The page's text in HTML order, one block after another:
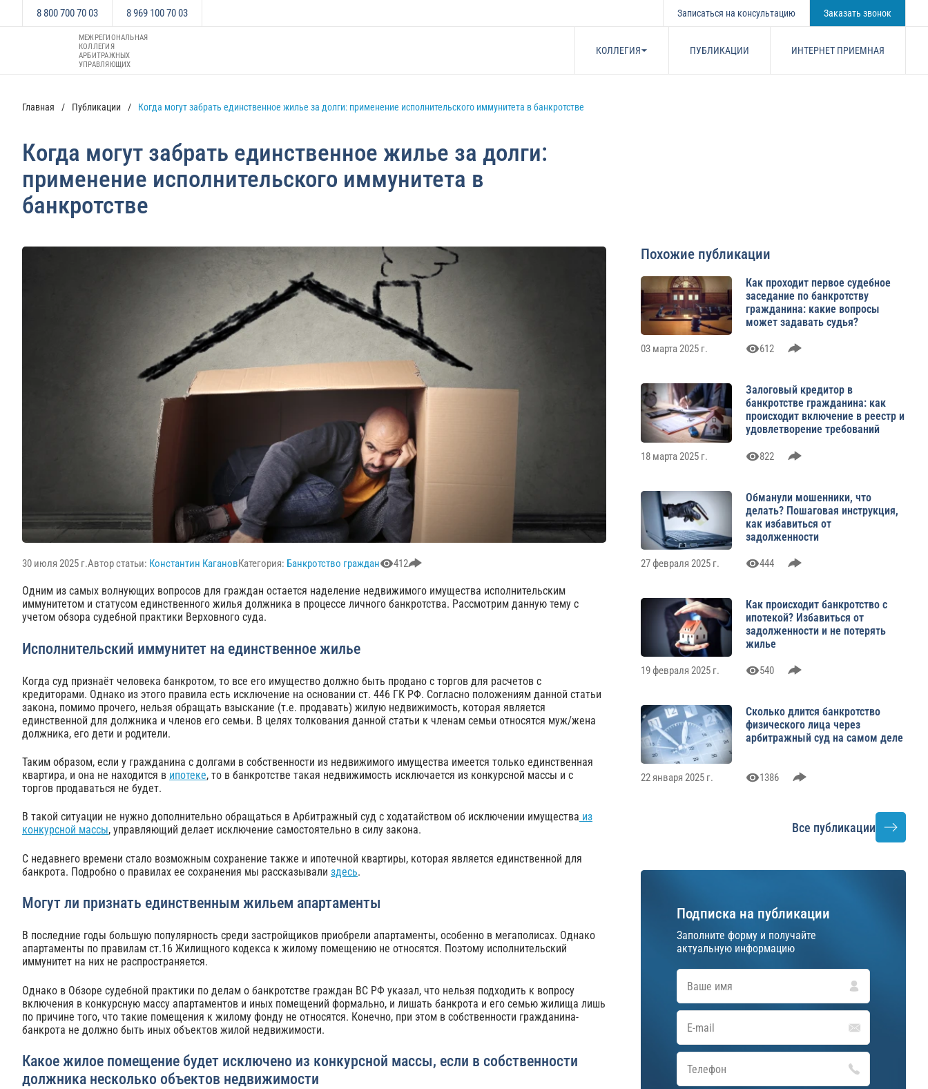
8 800 700 70 03 8 969 100 70 03 Записаться на консультацию Заказать звонок
МЕЖРЕГИОНАЛЬНАЯ
КОЛЛЕГИЯ
АРБИТРАЖНЫХ
УПРАВЛЯЮЩИХ
КОЛЛЕГИЯ ПУБЛИКАЦИИ ИНТЕРНЕТ ПРИЕМНАЯ
Главная Публикации Когда могут забрать единственное жилье за долги: применение исполнительского иммунитета в банкротстве
Когда могут забрать единственное жилье за долги:
применение исполнительского иммунитета в
банкротстве
30 июля 2025 г.Автор статьи: Константин КагановКатегория: Банкротство граждан 412
Одним из самых волнующих вопросов для граждан остается наделение недвижимого имущества исполнительским
иммунитетом и статусом единственного жилья должника в процессе личного банкротства. Рассмотрим данную тему с
учетом обзора судебной практики Верховного суда.
Исполнительский иммунитет на единственное жилье
Когда суд признаёт человека банкротом, то все его имущество должно быть продано с торгов для расчетов с
кредиторами. Однако из этого правила есть исключение на основании ст. 446 ГК РФ. Согласно положениям данной статьи
закона, помимо прочего, нельзя обращать взыскание (т.е. продавать) жилую недвижимость, которая является
единственной для должника и членов его семьи. В целях толкования данной статьи к членам семьи относятся муж/жена
должника, его дети и родители.
Таким образом, если у гражданина с долгами в собственности из недвижимого имущества имеется только единственная
квартира, и она не находится в ипотеке, то в банкротстве такая недвижимость исключается из конкурсной массы и с
торгов продаваться не будет.
В такой ситуации не нужно дополнительно обращаться в Арбитражный суд с ходатайством об исключении имущества из
конкурсной массы, управляющий делает исключение самостоятельно в силу закона.
С недавнего времени стало возможным сохранение также и ипотечной квартиры, которая является единственной для
банкрота. Подробно о правилах ее сохранения мы рассказывали здесь.
Могут ли признать единственным жильем апартаменты
В последние годы большую популярность среди застройщиков приобрели апартаменты, особенно в мегаполисах. Однако
апартаменты по правилам ст.16 Жилищного кодекса к жилому помещению не относятся. Поэтому исполнительский
иммунитет на них не распространяется.
Однако в Обзоре судебной практики по делам о банкротстве граждан ВС РФ указал, что нельзя подходить к вопросу
включения в конкурсную массу апартаментов и иных помещений формально, и лишать банкрота и его семью жилища лишь
по причине того, что такие помещения к жилому фонду не относятся. Конечно, при этом в собственности гражданина-
банкрота не должно быть иных объектов жилой недвижимости.
Какое жилое помещение будет исключено из конкурсной массы, если в собственности
должника несколько объектов недвижимости
Похожие публикации
Как проходит первое судебное
заседание по банкротству
гражданина: какие вопросы
может задавать судья?
03 марта 2025 г. 612
Залоговый кредитор в
банкротстве гражданина: как
происходит включение в реестр и
удовлетворение требований
18 марта 2025 г. 822
Обманули мошенники, что
делать? Пошаговая инструкция,
как избавиться от
задолженности
27 февраля 2025 г. 444
Как происходит банкротство с
ипотекой? Избавиться от
задолженности и не потерять
жилье
19 февраля 2025 г. 540
Сколько длится банкротство
физического лица через
арбитражный суд на самом деле
22 января 2025 г. 1386
Все публикации
Подписка на публикации
Заполните форму и получайте
актуальную информацию